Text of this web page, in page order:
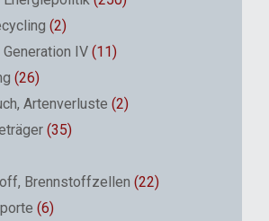
(2)
IV (11)
(26)
Artenverluste (2)
(35)
Brennstoffzellen (22)
(6)